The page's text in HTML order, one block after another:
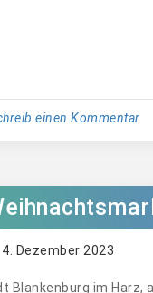
einen Kommentar
4. Dezember 2023
Blankenburg im